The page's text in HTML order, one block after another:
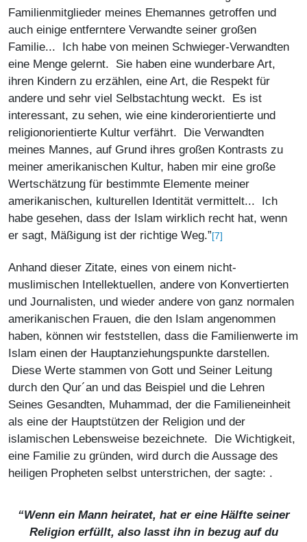
Familienmitglieder meines Ehemannes getroffen und
auch einige entferntere Verwandte seiner großen
Familie... Ich habe von meinen Schwieger-Verwandten
eine Menge gelernt. Sie haben eine wunderbare Art,
ihren Kindern zu erzählen, eine Art, die Respekt für
andere und sehr viel Selbstachtung weckt. Es ist
interessant, zu sehen, wie eine kinderorientierte und
religionorientierte Kultur verfährt. Die Verwandten
meines Mannes, auf Grund ihres großen Kontrasts zu
meiner amerikanischen Kultur, haben mir eine große
Wertschätzung für bestimmte Elemente meiner
amerikanischen, kulturellen Identität vermittelt... Ich
habe gesehen, dass der Islam wirklich recht hat, wenn
er sagt, Mäßigung ist der richtige Weg.”[7]
Anhand dieser Zitate, eines von einem nicht-
muslimischen Intellektuellen, andere von Konvertierten
und Journalisten, und wieder andere von ganz normalen
amerikanischen Frauen, die den Islam angenommen
haben, können wir feststellen, dass die Familienwerte im
Islam einen der Hauptanziehungspunkte darstellen.
Diese Werte stammen von Gott und Seiner Leitung
durch den Qur´an und das Beispiel und die Lehren
Seines Gesandten, Muhammad, der die Familieneinheit
als eine der Hauptstützen der Religion und der
islamischen Lebensweise bezeichnete. Die Wichtigkeit,
eine Familie zu gründen, wird durch die Aussage des
heiligen Propheten selbst unterstrichen, der sagte: .
“Wenn ein Mann heiratet, hat er eine Hälfte seiner
Religion erfüllt, also lasst ihn in bezug auf du